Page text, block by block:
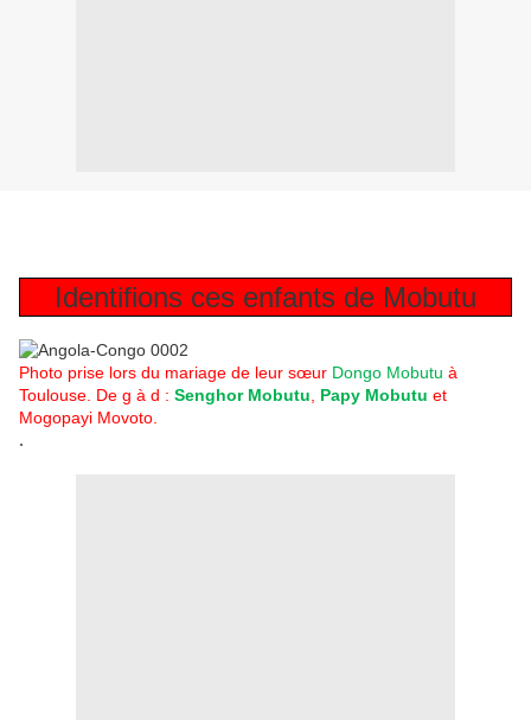
Identifions ces enfants de Mobutu
Photo prise lors du mariage de leur sœur Dongo Mobutu à
Toulouse. De g à d : Senghor Mobutu Papy Mobutu et
Mogopayi Movoto.
.